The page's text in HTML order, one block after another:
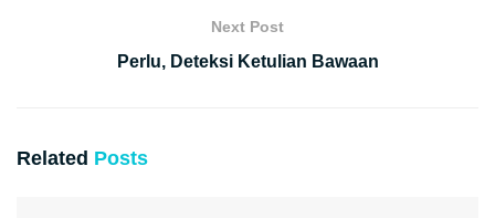
Next Post
Perlu, Deteksi Ketulian Bawaan
Related Posts